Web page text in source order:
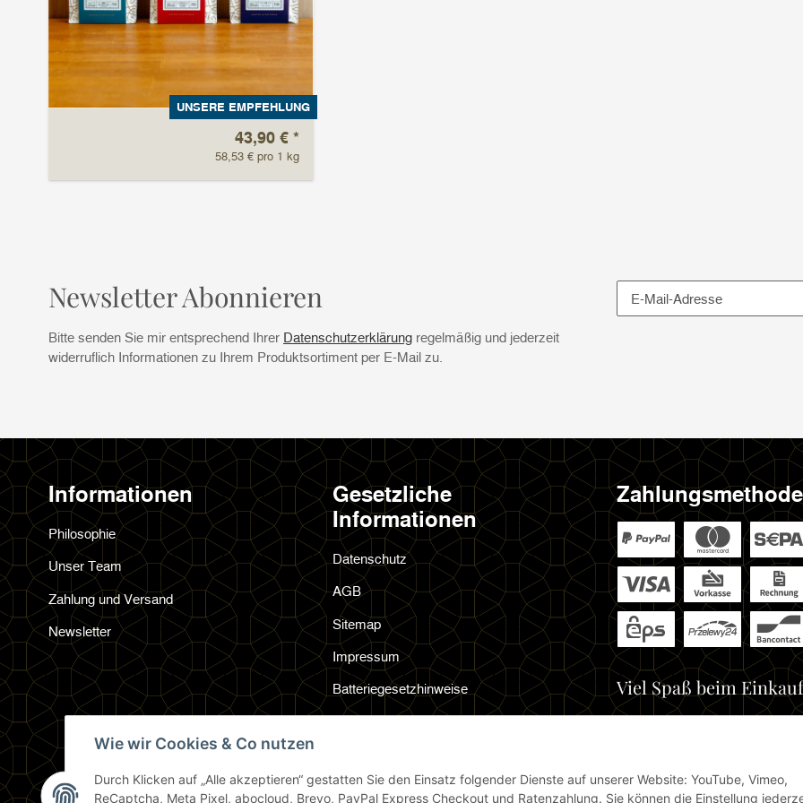
Wie wir Cookies & Co nutzen
Durch Klicken auf „Alle akzeptieren“ gestatten Sie den Einsatz folgender Dienste auf unserer Website: YouTube, Vimeo,
ReCaptcha, Meta Pixel, abocloud, Brevo, PayPal Express Checkout und Ratenzahlung. Sie können die Einstellung
UNSERE EMPFEHLUNG
43,90 € *
58,53 € pro 1 kg
Newsletter Abonnieren
Bitte senden Sie mir entsprechend Ihrer Datenschutzerklärung regelmäßig und jederzeit
widerruflich Informationen zu Ihrem Produktsortiment per E-Mail zu.
Informationen
Philosophie
Unser Team
Zahlung und Versand
Newsletter
Gesetzliche
Informationen
Datenschutz
AGB
Sitemap
Impressum
Batteriegesetzhinweise
Widerrufsrecht
Viel Spaß beim